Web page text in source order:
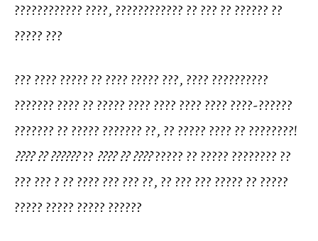
???????????? ????, ???????????? ?? ??? ?? ?????? ??
????? ???
??? ???? ????? ?? ???? ????? ???, ???? ??????????
??????? ???? ?? ????? ???? ???? ???? ???? ????-??????
??????? ?? ????? ??????? ??, ?? ????? ???? ?? ????????!
???? ?? ???????? ???? ?? ????????? ?? ????? ???????? ??
??? ??? ? ?? ???? ??? ??? ??, ?? ??? ??? ????? ?? ?????
????? ????? ????? ??????